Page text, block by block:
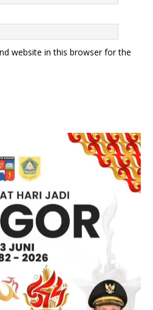
website in this browser for the